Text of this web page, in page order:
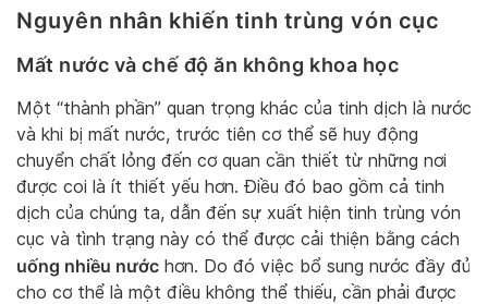
Nguyên nhân khiến tinh trùng vón cục
Mất nước và chế độ ăn không khoa học
Một “thành phần” quan trọng khác của tinh dịch là nước
và khi bị mất nước, trước tiên cơ thể sẽ huy động
chuyển chất lỏng đến cơ quan cần thiết từ những nơi
được coi là ít thiết yếu hơn. Điều đó bao gồm cả tinh
dịch của chúng ta, dẫn đến sự xuất hiện tinh trùng vón
cục và tình trạng này có thể được cải thiện bằng cách
uống nhiều nước hơn. Do đó việc bổ sung nước đầy đủ
cho cơ thể là một điều không thể thiếu, cần phải được